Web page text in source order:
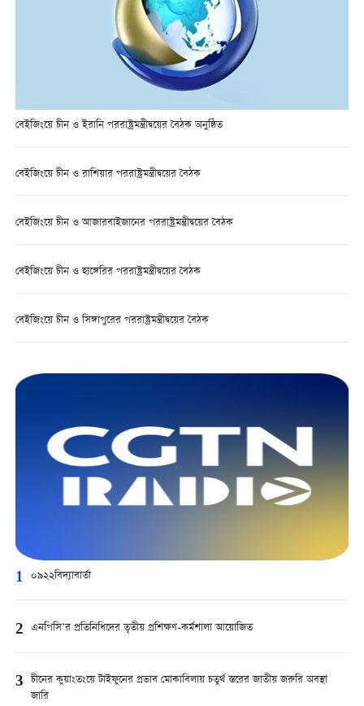
বেইজিংয়ে চীন ও ইরানি পররাষ্ট্রমন্ত্রীদ্বয়ের বৈঠক অনুষ্ঠিত
বেইজিংয়ে চীন ও রাশিয়ার পররাষ্ট্রমন্ত্রীদ্বয়ের বৈঠক
বেইজিংয়ে চীন ও আজারবাইজানের পররাষ্ট্রমন্ত্রীদ্বয়ের বৈঠক
বেইজিংয়ে চীন ও হাঙ্গেরির পররাষ্ট্রমন্ত্রীদ্বয়ের বৈঠক
বেইজিংয়ে চীন ও সিঙ্গাপুরের পররাষ্ট্রমন্ত্রীদ্বয়ের বৈঠক
1 ০৯২২বিদ্যাবার্তা
2 এনপিসি’র প্রতিনিধিদের তৃতীয় প্রশিক্ষণ-কর্মশালা আয়োজিত
3 চীনের কুয়াংতংয়ে টাইফুনের প্রভাব মোকাবিলায় চতুর্থ স্তরের জাতীয় জরুরি অবস্থা
জারি